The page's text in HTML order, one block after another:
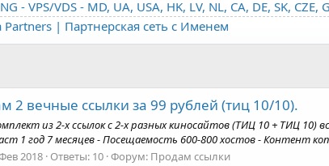
Partners | Партнерская сеть с Именем
2 вечные ссылки за 99 рублей (тиц 10/10).
из 2-х ссылок с 2-х разных киносайтов (ТИЦ 10 + ТИЦ 10)
1 год 7 месяцев - Посещаемость 600-800 хостов - Контент
2018 Ответы: 10 Форум: Продам ссылки